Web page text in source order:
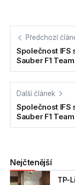
Předchozí
Společnost IFS
Sauber F1 Team
Další článek
Společnost IFS
Sauber F1 Team
Nejčtenější
TP-